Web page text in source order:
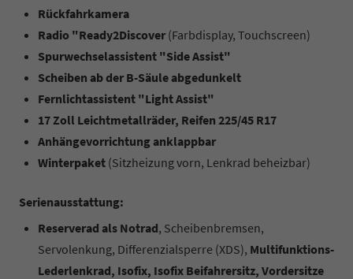
Rückfahrkamera
Radio "Ready2Discover (Farbdisplay, Touchscreen)
Spurwechselassistent "Side Assist"
Scheiben ab der B-Säule abgedunkelt
Fernlichtassistent "Light Assist"
17 Zoll Leichtmetallräder, Reifen 225/45 R17
Anhängevorrichtung anklappbar
Winterpaket (Sitzheizung vorn, Lenkrad beheizbar)
Serienausstattung:
Reserverad als Notrad, Scheibenbremsen,
Servolenkung, Differenzialsperre (XDS), Multifunktions-
Lederlenkrad, Isofix, Isofix Beifahrersitz, Vordersitze